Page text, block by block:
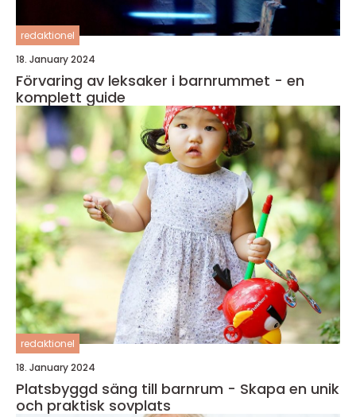
redaktionel
18. January 2024
Förvaring av leksaker i barnrummet - en
komplett guide
redaktionel
18. January 2024
Platsbyggd säng till barnrum - Skapa en unik
och praktisk sovplats